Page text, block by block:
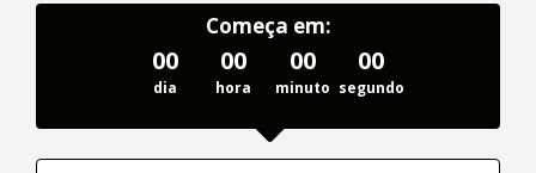
Começa em:
00
dia
00
hora
00
minuto
00
segundo